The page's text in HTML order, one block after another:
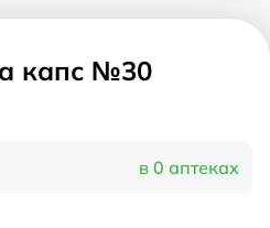
капс №30
в 0 аптеках